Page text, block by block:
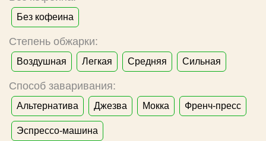
Без кофеина
Степень обжарки:
Воздушная Легкая Средняя Сильная
Способ заваривания:
Альтернатива Джезва Мокка Френч-пресс
Эспрессо-машина